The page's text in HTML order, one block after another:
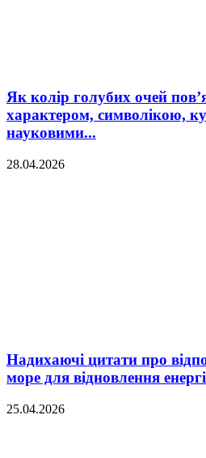
Як колір голубих очей
характером, символікою,
науковими...
28.04.2026
Надихаючі цитати про
море для відновлення
25.04.2026